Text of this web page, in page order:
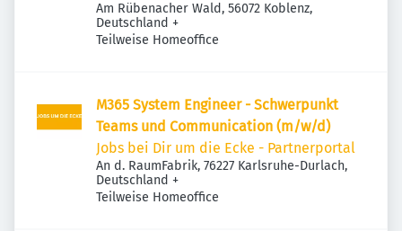
Am Rübenacher Wald, 56072 Koblenz,
Deutschland +
Teilweise Homeoffice
M365 System Engineer - Schwerpunkt
Teams und Communication (m/w/d)
Jobs bei Dir um die Ecke - Partnerportal
An d. RaumFabrik, 76227 Karlsruhe-Durlach,
Deutschland +
Teilweise Homeoffice